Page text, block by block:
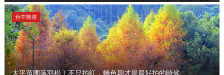
台中旅遊
太平苗圃落羽松｜不只拍紅，轉色期才是最好拍的時候